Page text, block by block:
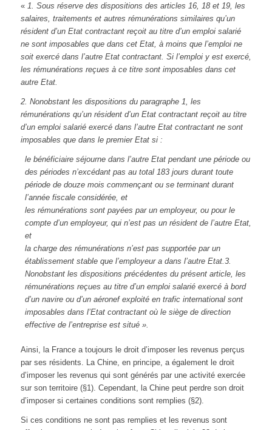
« 1. Sous réserve des dispositions des articles 16, 18 et 19, les
salaires, traitements et autres rémunérations similaires qu’un
résident d’un Etat contractant reçoit au titre d’un emploi salarié
ne sont imposables que dans cet Etat, à moins que l’emploi ne
soit exercé dans l’autre Etat contractant. Si l’emploi y est exercé,
les rémunérations reçues à ce titre sont imposables dans cet
autre Etat.
2. Nonobstant les dispositions du paragraphe 1, les
rémunérations qu’un résident d’un Etat contractant reçoit au titre
d’un emploi salarié exercé dans l’autre Etat contractant ne sont
imposables que dans le premier Etat si :
le bénéficiaire séjourne dans l’autre Etat pendant une période ou
des périodes n’excédant pas au total 183 jours durant toute
période de douze mois commençant ou se terminant durant
l’année fiscale considérée, et
les rémunérations sont payées par un employeur, ou pour le
compte d’un employeur, qui n’est pas un résident de l’autre Etat,
et
la charge des rémunérations n’est pas supportée par un
établissement stable que l’employeur a dans l’autre Etat. 3.
Nonobstant les dispositions précédentes du présent article, les
rémunérations reçues au titre d’un emploi salarié exercé à bord
d’un navire ou d’un aéronef exploité en trafic international sont
imposables dans l’Etat contractant où le siège de direction
effective de l’entreprise est situé ».
Ainsi, la France a toujours le droit d’imposer les revenus perçus
par ses résidents. La Chine, en principe, a également le droit
d’imposer les revenus qui sont générés par une activité exercée
sur son territoire (§1). Cependant, la Chine peut perdre son droit
d’imposer si certaines conditions sont remplies (§2).
Si ces conditions ne sont pas remplies et les revenus sont